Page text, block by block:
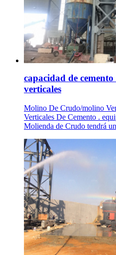
capacidad de
verticales
Molino De Crudo/molino
Verticales De Cemento .
Molienda de Crudo tendrá